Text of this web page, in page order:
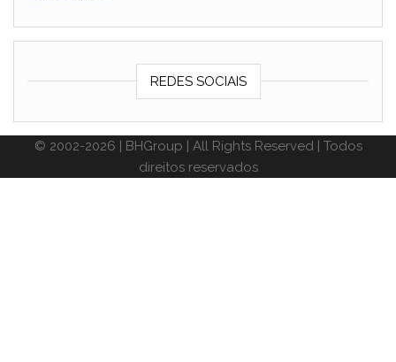
REDES SOCIAIS
© 2002-2026 | BHGroup | All Rights Reserved | Todos
direitos reservados